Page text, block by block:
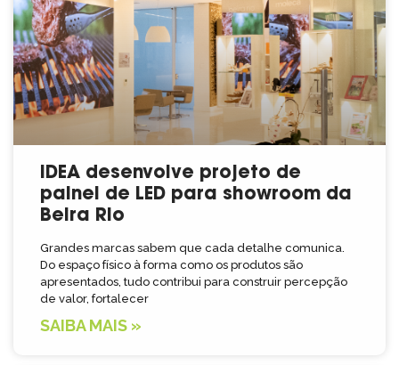
IDEA desenvolve projeto de
painel de LED para showroom da
Beira Rio
Grandes marcas sabem que cada detalhe comunica.
Do espaço físico à forma como os produtos são
apresentados, tudo contribui para construir percepção
de valor, fortalecer
SAIBA MAIS »